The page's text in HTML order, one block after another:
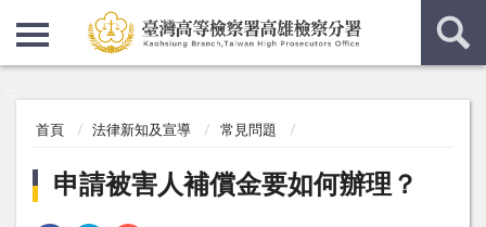
首頁 法律新知及宣導 常見問題
申請被害人補償金要如何辦理？